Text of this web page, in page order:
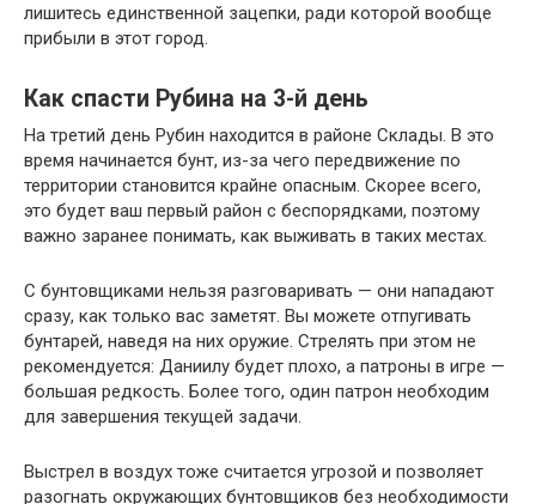
лишитесь единственной зацепки, ради которой вообще
прибыли в этот город.
Как спасти Рубина на 3-й день
На третий день Рубин находится в районе Склады. В это
время начинается бунт, из-за чего передвижение по
территории становится крайне опасным. Скорее всего,
это будет ваш первый район с беспорядками, поэтому
важно заранее понимать, как выживать в таких местах.
С бунтовщиками нельзя разговаривать — они нападают
сразу, как только вас заметят. Вы можете отпугивать
бунтарей, наведя на них оружие. Стрелять при этом не
рекомендуется: Даниилу будет плохо, а патроны в игре —
большая редкость. Более того, один патрон необходим
для завершения текущей задачи.
Выстрел в воздух тоже считается угрозой и позволяет
разогнать окружающих бунтовщиков без необходимости